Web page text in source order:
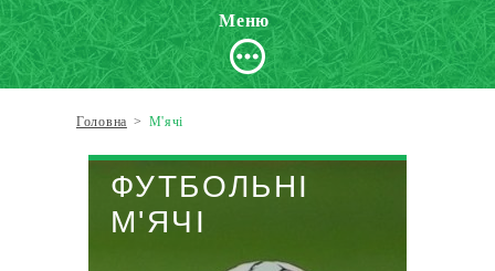
Меню
Головна > М'ячі
ФУТБОЛЬНІ
М'ЯЧІ